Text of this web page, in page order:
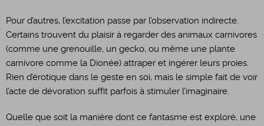
​Pour d’autres, l’excitation passe par l’observation indirecte.
Certains trouvent du plaisir à regarder des animaux carnivores
(comme une grenouille, un gecko, ou même une plante
carnivore comme la Dionée) attraper et ingérer leurs proies.
Rien d’érotique dans le geste en soi, mais le simple fait de voir
l’acte de dévoration suffit parfois à stimuler l’imaginaire.
​Quelle que soit la manière dont ce fantasme est exploré, une